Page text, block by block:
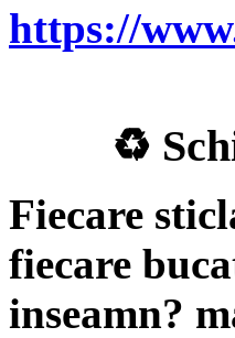
https://
♻
Fiecare
fiecare
inseamn?